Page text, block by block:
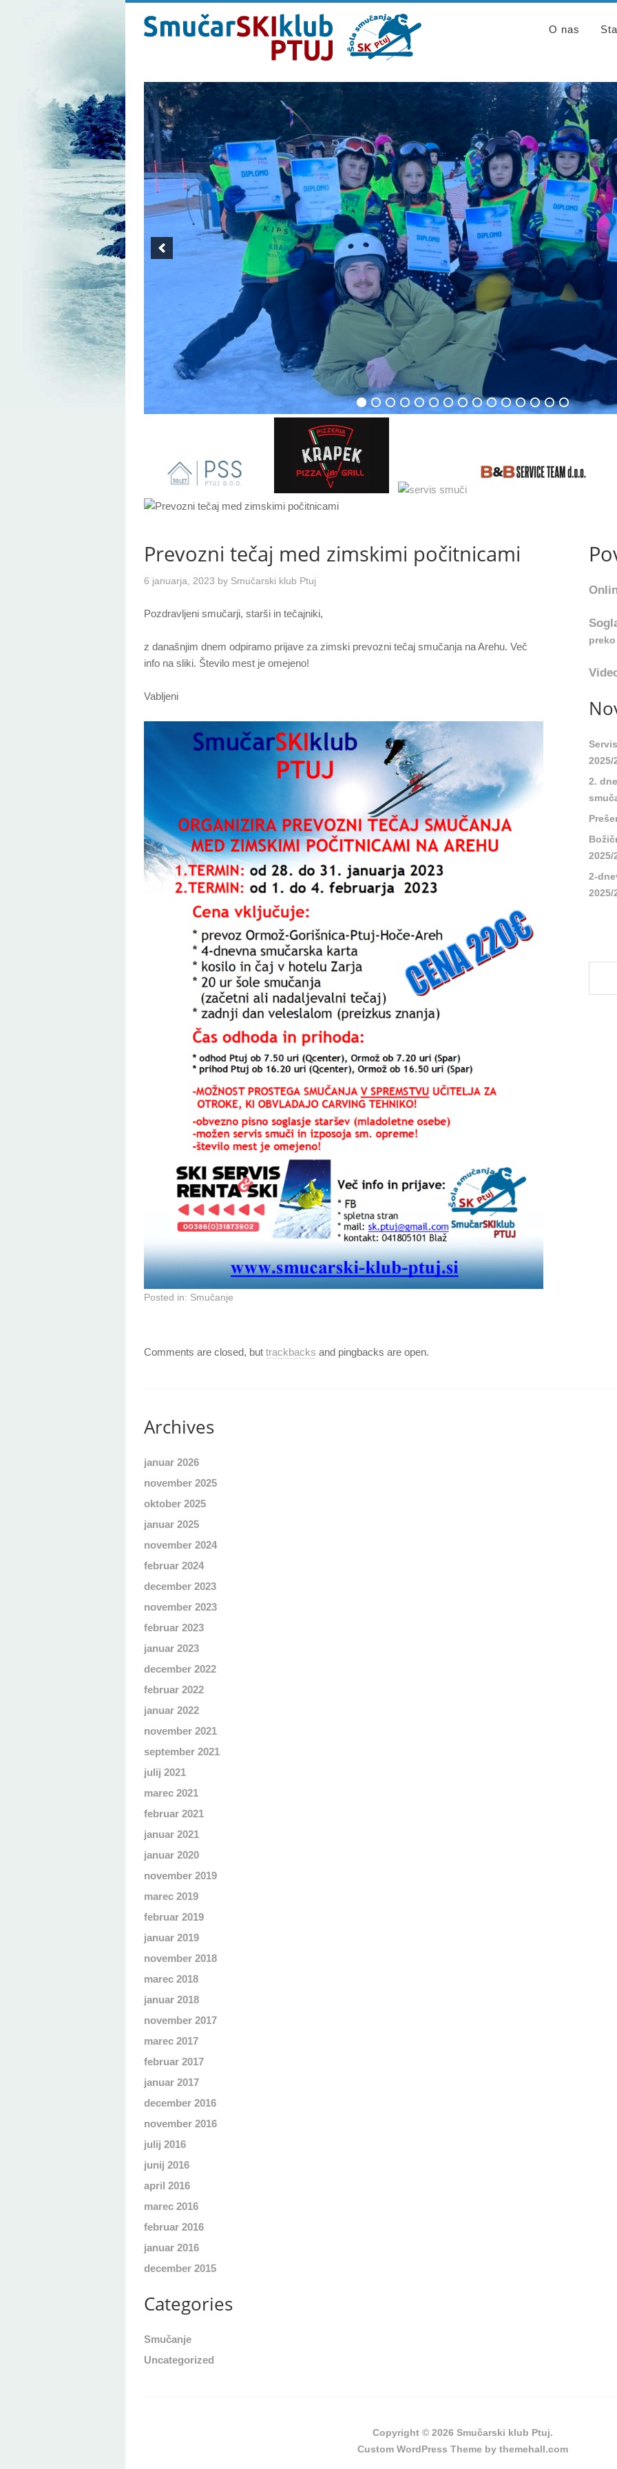
O nas
Prevozni tečaj med zimskimi počitnicami
6 januarja, 2023 by Smučarski klub Ptuj
Pozdravljeni smučarji, starši in tečajniki,
z današnjim dnem odpiramo prijave za zimski prevozni tečaj smučanja na Arehu. Več
info na sliki. Število mest je omejeno!
Vabljeni
Posted in: Smučanje
Comments are closed, but trackbacks and pingbacks are open.
2025/
2.
2025/
2-
2025/
Archives
januar 2026
november 2025
oktober 2025
januar 2025
november 2024
februar 2024
december 2023
november 2023
februar 2023
januar 2023
december 2022
februar 2022
januar 2022
november 2021
september 2021
julij 2021
marec 2021
februar 2021
januar 2021
januar 2020
november 2019
marec 2019
februar 2019
januar 2019
november 2018
marec 2018
januar 2018
november 2017
marec 2017
februar 2017
januar 2017
december 2016
november 2016
julij 2016
junij 2016
april 2016
marec 2016
februar 2016
januar 2016
december 2015
Categories
Smučanje
Uncategorized
Copyright © 2026 Smučarski klub Ptuj.
Custom WordPress Theme by themehall.com